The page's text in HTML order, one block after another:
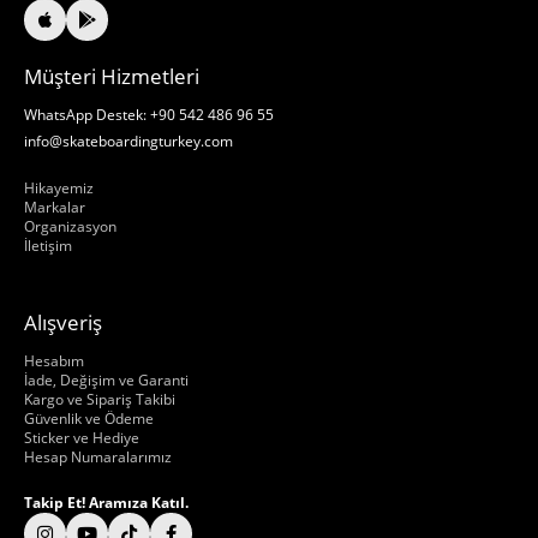
Müşteri Hizmetleri
WhatsApp Destek: +90 542 486 96 55
info@skateboardingturkey.com
Hikayemiz
Markalar
Organizasyon
İletişim
Alışveriş
Hakkımızda
Hesabım
İade, Değişim ve Garanti
Kargo ve Sipariş Takibi
Güvenlik ve Ödeme
Sticker ve Hediye
Hesap Numaralarımız
Takip Et! Aramıza Katıl.